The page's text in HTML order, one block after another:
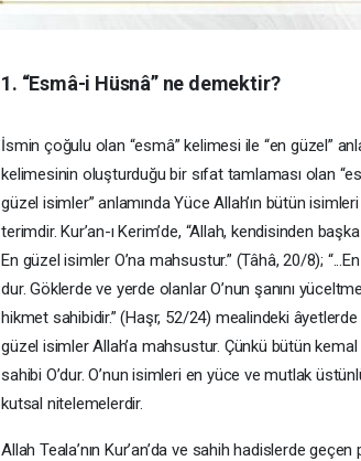
1. “Esmâ-i Hüsnâ” ne demektir?
İsmin çoğulu olan “esmâ” kelimesi ile “en güzel”
kelimesinin oluşturduğu bir sıfat tamlaması olan
güzel isimler” anlamında Yüce Allah’ın bütün
terimdir. Kur’an-ı Kerim’de, “Allah, kendisinden
En güzel isimler O’na mahsustur.” (Tâhâ, 20/8);
dur. Göklerde ve yerde olanlar O’nun şanını
hikmet sahibidir.” (Haşr, 52/24) mealindeki
güzel isimler Allah’a mahsustur. Çünkü bütün
sahibi O’dur. O’nun isimleri en yüce ve mutlak
kutsal nitelemelerdir.
Allah Teala’nın Kur’an’da ve sahih hadislerde